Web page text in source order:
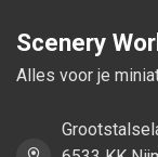
Scenery
Alles voor je